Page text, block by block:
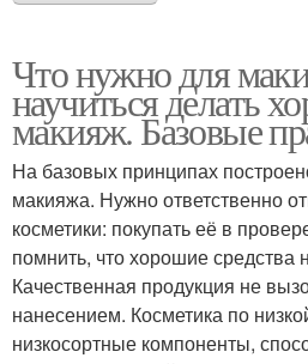
прическа
Салонный макияж
Что нужно для
научиться делать
макияж. Базовые
На базовых принципах
макияжа. Нужно ответственно
косметики: покупать её в
помнить, что хорошие средства
Качественная продукция не
нанесением. Косметика по
низкосортные компоненты,